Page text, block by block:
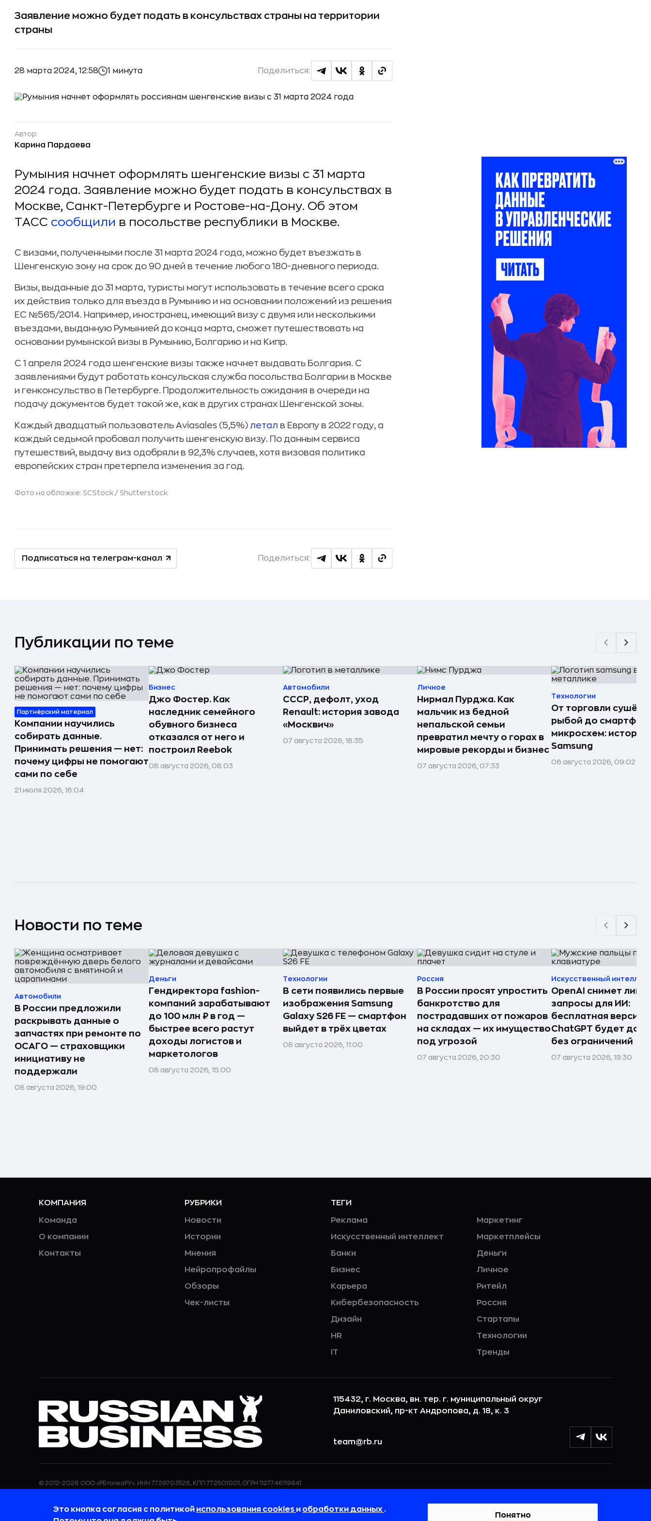
Заявление можно будет подать в консульствах страны на территории
страны
28 марта 2024, 12:58 1 минута Поделиться:
Автор:
Карина Пардаева
Румыния начнет оформлять шенгенские визы с 31 марта
2024 года. Заявление можно будет подать в консульствах в
Москве, Санкт-Петербурге и Ростове-на-Дону. Об этом
ТАСС сообщили в посольстве республики в Москве.
С визами, полученными после 31 марта 2024 года, можно будет въезжать в
Шенгенскую зону на срок до 90 дней в течение любого 180-дневного периода.
Визы, выданные до 31 марта, туристы могут использовать в течение всего срока
их действия только для въезда в Румынию и на основании положений из решения
ЕС №565/2014. Например, иностранец, имеющий визу с двумя или несколькими
въездами, выданную Румынией до конца марта, сможет путешествовать на
основании румынской визы в Румынию, Болгарию и на Кипр.
С 1 апреля 2024 года шенгенские визы также начнет выдавать Болгария. С
заявлениями будут работать консульская служба посольства Болгарии в Москве
и генконсульство в Петербурге. Продолжительность ожидания в очереди на
подачу документов будет такой же, как в других странах Шенгенской зоны.
Каждый двадцатый пользователь Aviasales (5,5%) летал в Европу в 2022 году, а
каждый седьмой пробовал получить шенгенскую визу. По данным сервиса
путешествий, выдачу виз одобряли в 92,3% случаев, хотя визовая политика
европейских стран претерпела изменения за год.
Фото на обложке: SCStock / Shutterstock
Подписаться на телеграм-канал Поделиться:
Публикации по теме
Партнёрский материал
Компании научились
собирать данные.
Принимать решения — нет:
почему цифры не помогают
сами по себе
21 июля 2026, 16:04
Бизнес
Джо Фостер. Как
наследник семейного
обувного бизнеса
отказался от него и
построил Reebok
08 августа 2026, 08:03
Автомобили
СССР, дефолт, уход
Renault: история завода
«Москвич»
07 августа 2026, 18:35
Личное
Нирмал Пурджа. Как
мальчик из бедной
непальской семьи
превратил мечту о горах в
мировые рекорды и бизнес
07 августа 2026, 07:33
Технологии
От торговли
рыбой до
микросхем: история
Samsung
06 августа 2026, 09:02
Новости по теме
Автомобили
В России предложили
раскрывать данные о
запчастях при ремонте по
ОСАГО — страховщики
инициативу не
поддержали
08 августа 2026, 19:00
Деньги
Гендиректора fashion-
компаний зарабатывают
до 100 млн ₽ в год —
быстрее всего растут
доходы логистов и
маркетологов
08 августа 2026, 15:00
Технологии
В сети появились первые
изображения Samsung
Galaxy S26 FE — смартфон
выйдет в трёх цветах
08 августа 2026, 11:00
Россия
В России просят упростить
банкротство для
пострадавших от пожаров
на складах — их имущество
под угрозой
07 августа 2026, 20:30
Искусственный
OpenAI снимет
запросы для ИИ:
бесплатная версия
ChatGPT будет
без ограничений
07 августа 2026, 19:30
КОМПАНИЯ
Команда
О компании
Контакты
РУБРИКИ
Новости
Истории
Мнения
Нейропрофайлы
Обзоры
Чек-листы
ТЕГИ
Реклама
Искусственный интеллект
Банки
Бизнес
Карьера
Кибербезопасность
Дизайн
HR
IT
Маркетинг
Маркетплейсы
Деньги
Личное
Ритейл
Россия
Стартапы
Технологии
Тренды
115432, г. Москва, вн. тер. г. муниципальный округ
Даниловский, пр-кт Андропова, д. 18, к. 3
team@rb.ru
© 2012-2026 ООО «РБточкаРУ». ИНН 7729703526, КПП 772501001, ОГРН 1127746119841
требованиях к защите персональных данных отражены в Политике в отношении
обработки персональных данных.
повышения удобства пользования веб-сайтом. Если вы не хотите, чтобы ваши
пользовательские данные обрабатывались, пожалуйста, ограничьте их использование в
Это кнопка согласия с политикой использования cookies и обработки данных .
Понятно